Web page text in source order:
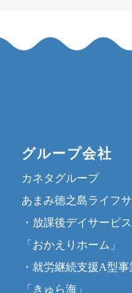
グループ会社
カネタグループ
あまみ徳之島ライフ
・放課後デイサービス
「おかえりホーム」
・就労継続支援A型事
「きゅら海」